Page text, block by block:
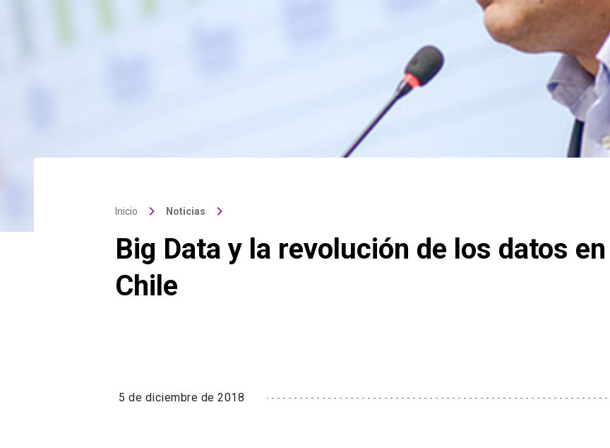
Inicio keyboard_arrow_right Noticias keyboard_arrow_right
Big Data y la revolución de los datos en
Chile
5 de diciembre de 2018